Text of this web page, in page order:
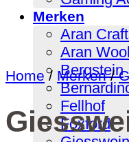
Merken
Aran
Aran
Bergstein
Fellhof
Foxford
Home / Merken /